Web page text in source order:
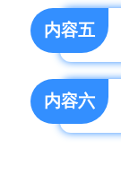
内容五
内容六